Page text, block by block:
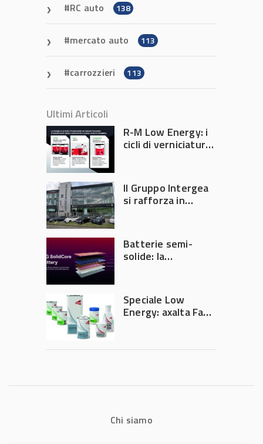
RC auto 138
mercato auto 113
carrozzieri 113
Ultimi Articoli
R-M Low Energy: i
cicli di verniciatura
tempi e costi in
carrozzeria
Il Gruppo Intergea
si rafforza in
Batterie semi-
solide: la
accelerare la
rivoluzione
dell’auto elettrica
Speciale Low
Energy: axalta Fast
riduce consumi
produttività in
Chi siamo